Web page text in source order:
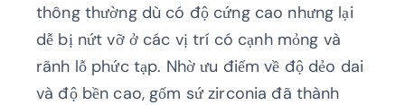
thông thường dù có độ cứng cao nhưng lại
dễ bị nứt vỡ ở các vị trí có cạnh mỏng và
rãnh lỗ phức tạp. Nhờ ưu điểm về độ dẻo dai
và độ bền cao, gốm sứ zirconia đã thành